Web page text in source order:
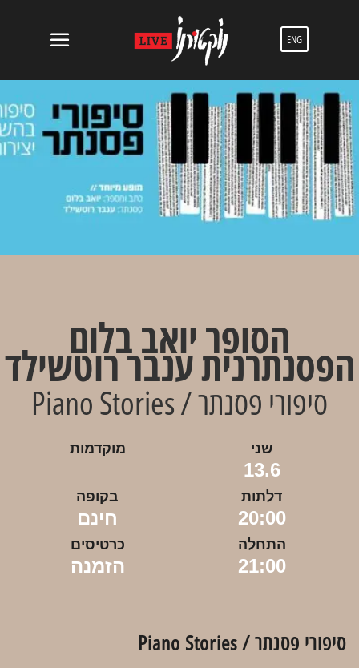
ENG
הסופר יואב בלום
הפסנתרנית ענבר רוטשילד
סיפורי פסנתר / Piano Stories
שני
13.6
מוקדמות
דלתות
20:00
בקופה
חינם
התחלה
21:00
כרטיסים
הזמנה
סיפורי פסנתר / Piano Stories